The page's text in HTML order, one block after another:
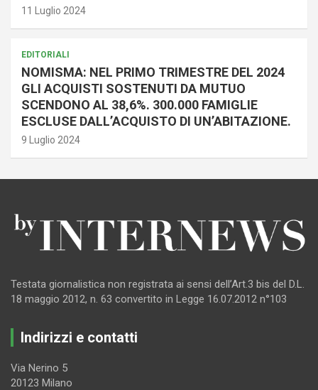
11 Luglio 2024
EDITORIALI
NOMISMA: NEL PRIMO TRIMESTRE DEL 2024
GLI ACQUISTI SOSTENUTI DA MUTUO
SCENDONO AL 38,6%. 300.000 FAMIGLIE
ESCLUSE DALL’ACQUISTO DI UN’ABITAZIONE.
9 Luglio 2024
Testata giornalistica non registrata ai sensi dell’Art.3 bis del D.L.
18 maggio 2012, n. 63 convertito in Legge 16.07.2012 n°103
Indirizzi e contatti
Via Nerino 5
20123 Milano